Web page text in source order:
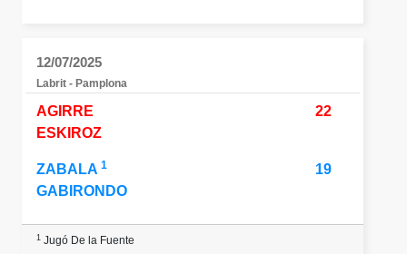
12/07/2025
Labrit - Pamplona
AGIRRE
ESKIROZ
22
ZABALA 1
GABIRONDO
19
1 Jugó De la Fuente